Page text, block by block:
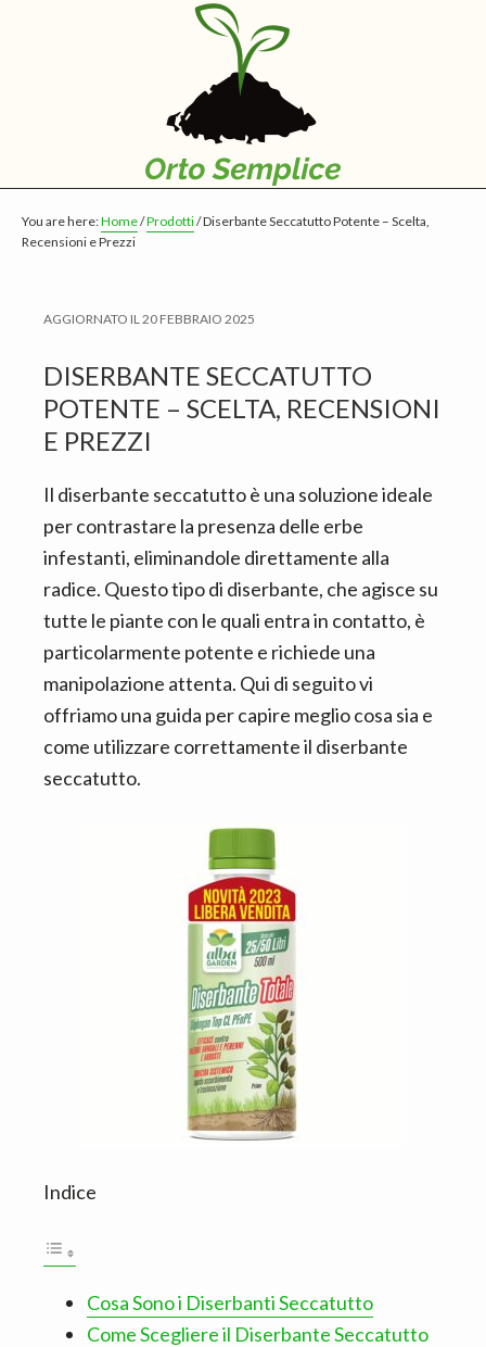
a
c
o
n
t
e
n
t
r
a
r
y
s
i
d
e
b
a
r
o
e
r
You are here:Home/Prodotti/Diserbante Seccatutto Potente – Scelta,
Recensioni e Prezzi
AGGIORNATO IL20 FEBBRAIO 2025
DISERBANTE SECCATUTTO
POTENTE – SCELTA, RECENSIONI
E PREZZI
Il diserbante seccatutto è una soluzione ideale
per contrastare la presenza delle erbe
infestanti, eliminandole direttamente alla
radice. Questo tipo di diserbante, che agisce su
tutte le piante con le quali entra in contatto, è
particolarmente potente e richiede una
manipolazione attenta. Qui di seguito vi
offriamo una guida per capire meglio cosa sia e
come utilizzare correttamente il diserbante
seccatutto.
Indice
Cosa Sono i Diserbanti Seccatutto
Come Scegliere il Diserbante Seccatutto